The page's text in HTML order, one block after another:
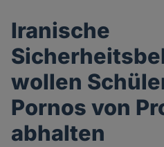
Iranische
wollen
Pornos von
abhalten